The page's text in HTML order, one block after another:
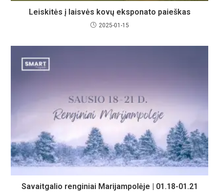
Leiskitės į laisvės kovų eksponato paieškas
2025-01-15
Savaitgalio renginiai Marijampolėje | 01.18-01.21